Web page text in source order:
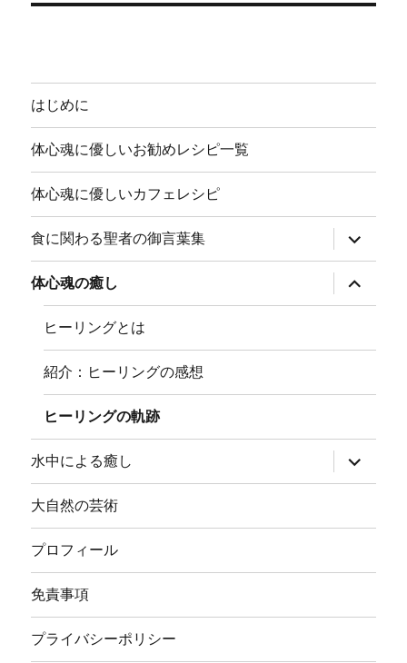
はじめに
体心魂に優しいお勧めレシピ一覧
体心魂に優しいカフェレシピ
食に関わる聖者の御言葉集
サ
ブ
メ
ニ
ュ
ー
開
体心魂の癒し
サ
ブ
メ
ー
開
ヒーリングとは
紹介：ヒーリングの感想
ヒーリングの軌跡
水中による癒し
サ
ブ
メ
ー
開
大自然の芸術
プロフィール
免責事項
プライバシーポリシー